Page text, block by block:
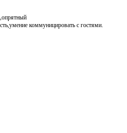
коммуницировать с гостями.